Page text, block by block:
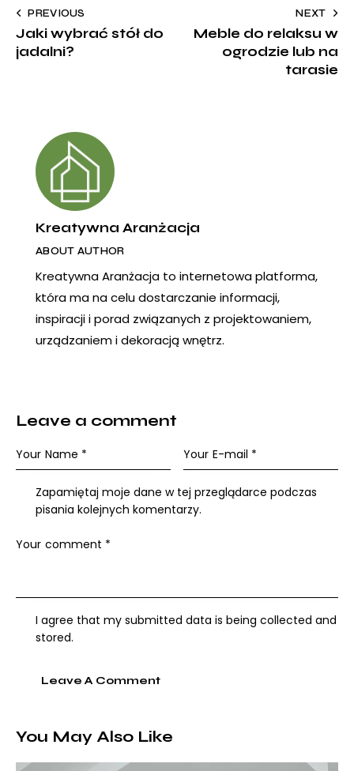
PREVIOUS
Jaki wybrać stół do
jadalni?
NEXT
Meble do relaksu w
ogrodzie lub na
tarasie
Kreatywna Aranżacja
ABOUT AUTHOR
Kreatywna Aranżacja to internetowa platforma,
która ma na celu dostarczanie informacji,
inspiracji i porad związanych z projektowaniem,
urządzaniem i dekoracją wnętrz.
Leave a comment
Zapamiętaj moje dane w tej przeglądarce podczas
pisania kolejnych komentarzy.
I agree that my submitted data is being collected and
stored.
You May Also Like